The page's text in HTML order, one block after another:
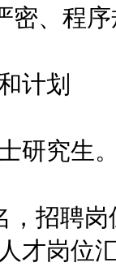
、程序
计划
研究生
招聘岗
才岗位